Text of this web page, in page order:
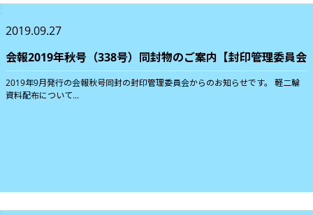
2019.09.27
会報2019年秋号（338号）同封物のご案内【封印管理委員会
2019年9月発行の会報秋号同封の封印管理委員会からのお知らせです。 軽二輪
資料配布について...